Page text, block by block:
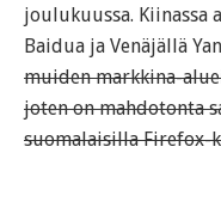
joulukuussa. Kiinassa
Baidua ja Venäjällä
muiden markkina-
joten on mahdotonta
suomalaisilla Firefox-